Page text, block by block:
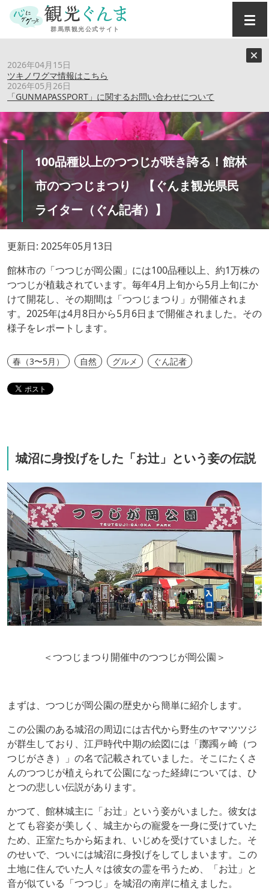
2026年04月15日
ツキノワグマ情報はこちら
2026年05月26日
「GUNMAPASSPORT」に関するお問い合わせについて
100品種以上のつつじが咲き誇る！館林市のつつじまつり
【ぐんま観光県民ライター（ぐん記者）】
100品種以上のつつじが咲き誇る！館林
市のつつじまつり 【ぐんま観光県民
ライター（ぐん記者）】
更新日: 2025年05月13日
館林市の「つつじが岡公園」には100品種以上、約1万株の
つつじが植栽されています。毎年4月上旬から5月上旬にか
けて開花し、その期間は「つつじまつり」が開催されま
す。2025年は4月8日から5月6日まで開催されました。その
様子をレポートします。
春（3〜5月） 自然 グルメ ぐん記者
城沼に身投げをした「お辻」という妾の伝説
＜つつじまつり開催中のつつじが岡公園＞
まずは、つつじが岡公園の歴史から簡単に紹介します。
この公園のある城沼の周辺には古代から野生のヤマツツジ
が群生しており、江戸時代中期の絵図には「躑躅ヶ崎（つ
つじがさき）」の名で記載されていました。そこにたくさ
んのつつじが植えられて公園になった経緯については、ひ
とつの悲しい伝説があります。
かつて、館林城主に「お辻」という妾がいました。彼女は
とても容姿が美しく、城主からの寵愛を一身に受けていた
ため、正室たちから妬まれ、いじめを受けていました。そ
のせいで、ついには城沼に身投げをしてしまいます。この
土地に住んでいた人々は彼女の霊を弔うため、「お辻」と
音が似ている「つつじ」を城沼の南岸に植えました。